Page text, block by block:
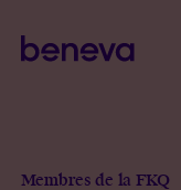
Beneva
Membres de la FKQ